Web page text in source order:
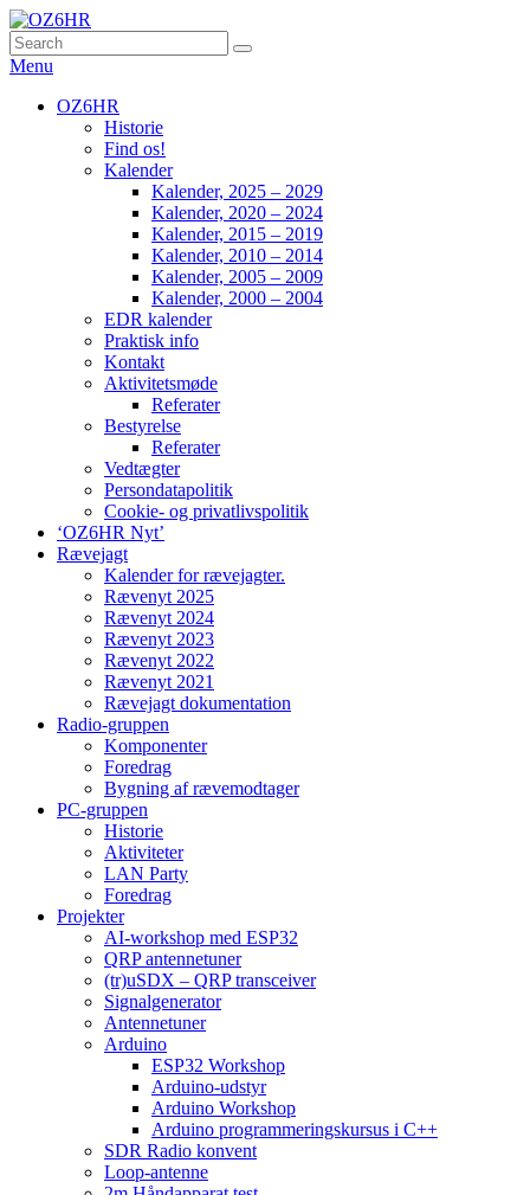
Skip
to
content
OZ6HR
EDR Horsens Afdeling
Search
for:
Søg
Menu
PrimærOZ6HR
Historie
Find os!
Kalender
Kalender, 2025 – 2029
Kalender, 2020 – 2024
Kalender, 2015 – 2019
Kalender, 2010 – 2014
Kalender, 2005 – 2009
Kalender, 2000 – 2004
EDR kalender
Praktisk info
Kontakt
Aktivitetsmøde
Referater
Bestyrelse
Referater
Vedtægter
Persondatapolitik
Cookie- og privatlivspolitik
‘OZ6HR Nyt’
Rævejagt
Kalender for rævejagter.
Rævenyt 2025
Rævenyt 2024
Rævenyt 2023
Rævenyt 2022
Rævenyt 2021
Rævejagt dokumentation
Radio-gruppen
Komponenter
Foredrag
Bygning af rævemodtager
PC-gruppen
Historie
Aktiviteter
LAN Party
Foredrag
Projekter
AI-workshop med ESP32
QRP antennetuner
(tr)uSDX – QRP transceiver
Signalgenerator
Antennetuner
Arduino
ESP32 Workshop
Arduino-udstyr
Arduino Workshop
Arduino programmeringskursus i C++
SDR Radio konvent
Loop-antenne